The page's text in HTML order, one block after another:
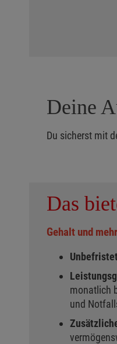
Deine
Du sicherst mit
Das
Gehalt und
monatlich
und